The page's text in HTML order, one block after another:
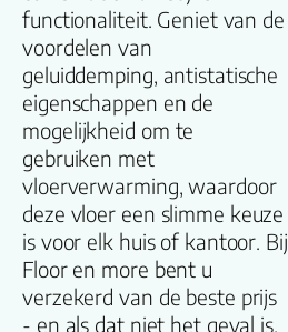
functionaliteit. Geniet van de
voordelen van
geluiddemping, antistatische
eigenschappen en de
mogelijkheid om te
gebruiken met
vloerverwarming, waardoor
deze vloer een slimme keuze
is voor elk huis of kantoor. Bij
Floor en more bent u
verzekerd van de beste prijs
- en als dat niet het geval is,